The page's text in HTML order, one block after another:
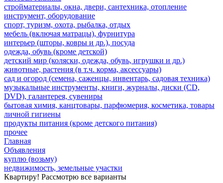
стройматериалы, окна, двери, сантехника, отопление
инструмент, оборудование
спорт, туризм, охота, рыбалка, отдых
мебель (включая матрацы), фурнитура
интерьер (шторы, ковры и др.), посуда
одежда, обувь (кроме детской)
детский мир (коляски, одежда, обувь, игрушки и др.)
животные, растения (в т.ч. корма, аксессуары)
сад и огород (семена, саженцы, инвентарь, садовая техника)
музыкальные инструменты, книги, журналы, диски (CD,
DVD), галантерея, сувениры
бытовая химия, канцтовары, парфюмерия, косметика, товары
личной гигиены
продукты питания (кроме детского питания)
прочее
Главная
Объявления
куплю (возьму)
недвижимость, земельные участки
Квартиру! Рассмотрю все варианты